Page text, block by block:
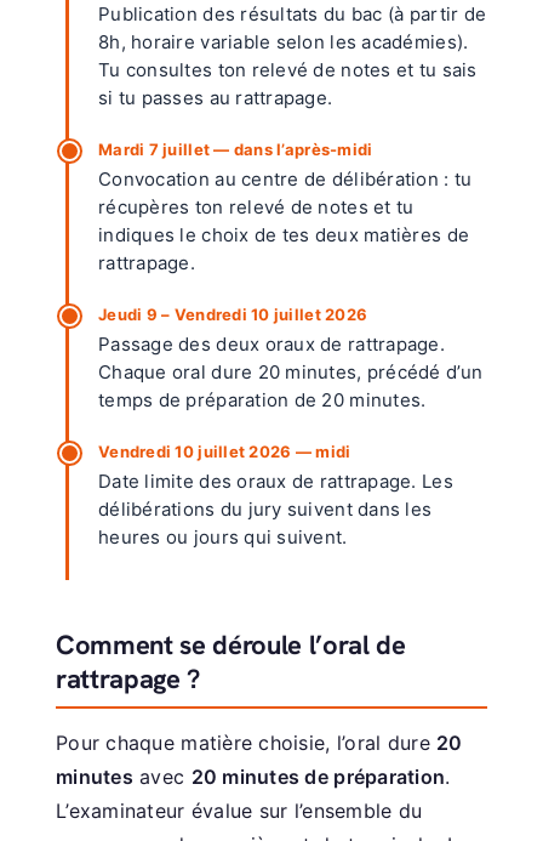
Publication des résultats du bac (à partir de
8h, horaire variable selon les académies).
Tu consultes ton relevé de notes et tu sais
si tu passes au rattrapage.
Mardi 7 juillet — dans l’après-midi
Convocation au centre de délibération : tu
récupères ton relevé de notes et tu
indiques le choix de tes deux matières de
rattrapage.
Jeudi 9 – Vendredi 10 juillet 2026
Passage des deux oraux de rattrapage.
Chaque oral dure 20 minutes, précédé d’un
temps de préparation de 20 minutes.
Vendredi 10 juillet 2026 — midi
Date limite des oraux de rattrapage. Les
délibérations du jury suivent dans les
heures ou jours qui suivent.
Comment se déroule l’oral de
rattrapage ?
Pour chaque matière choisie, l’oral dure 20
minutes avec 20 minutes de préparation.
L’examinateur évalue sur l’ensemble du